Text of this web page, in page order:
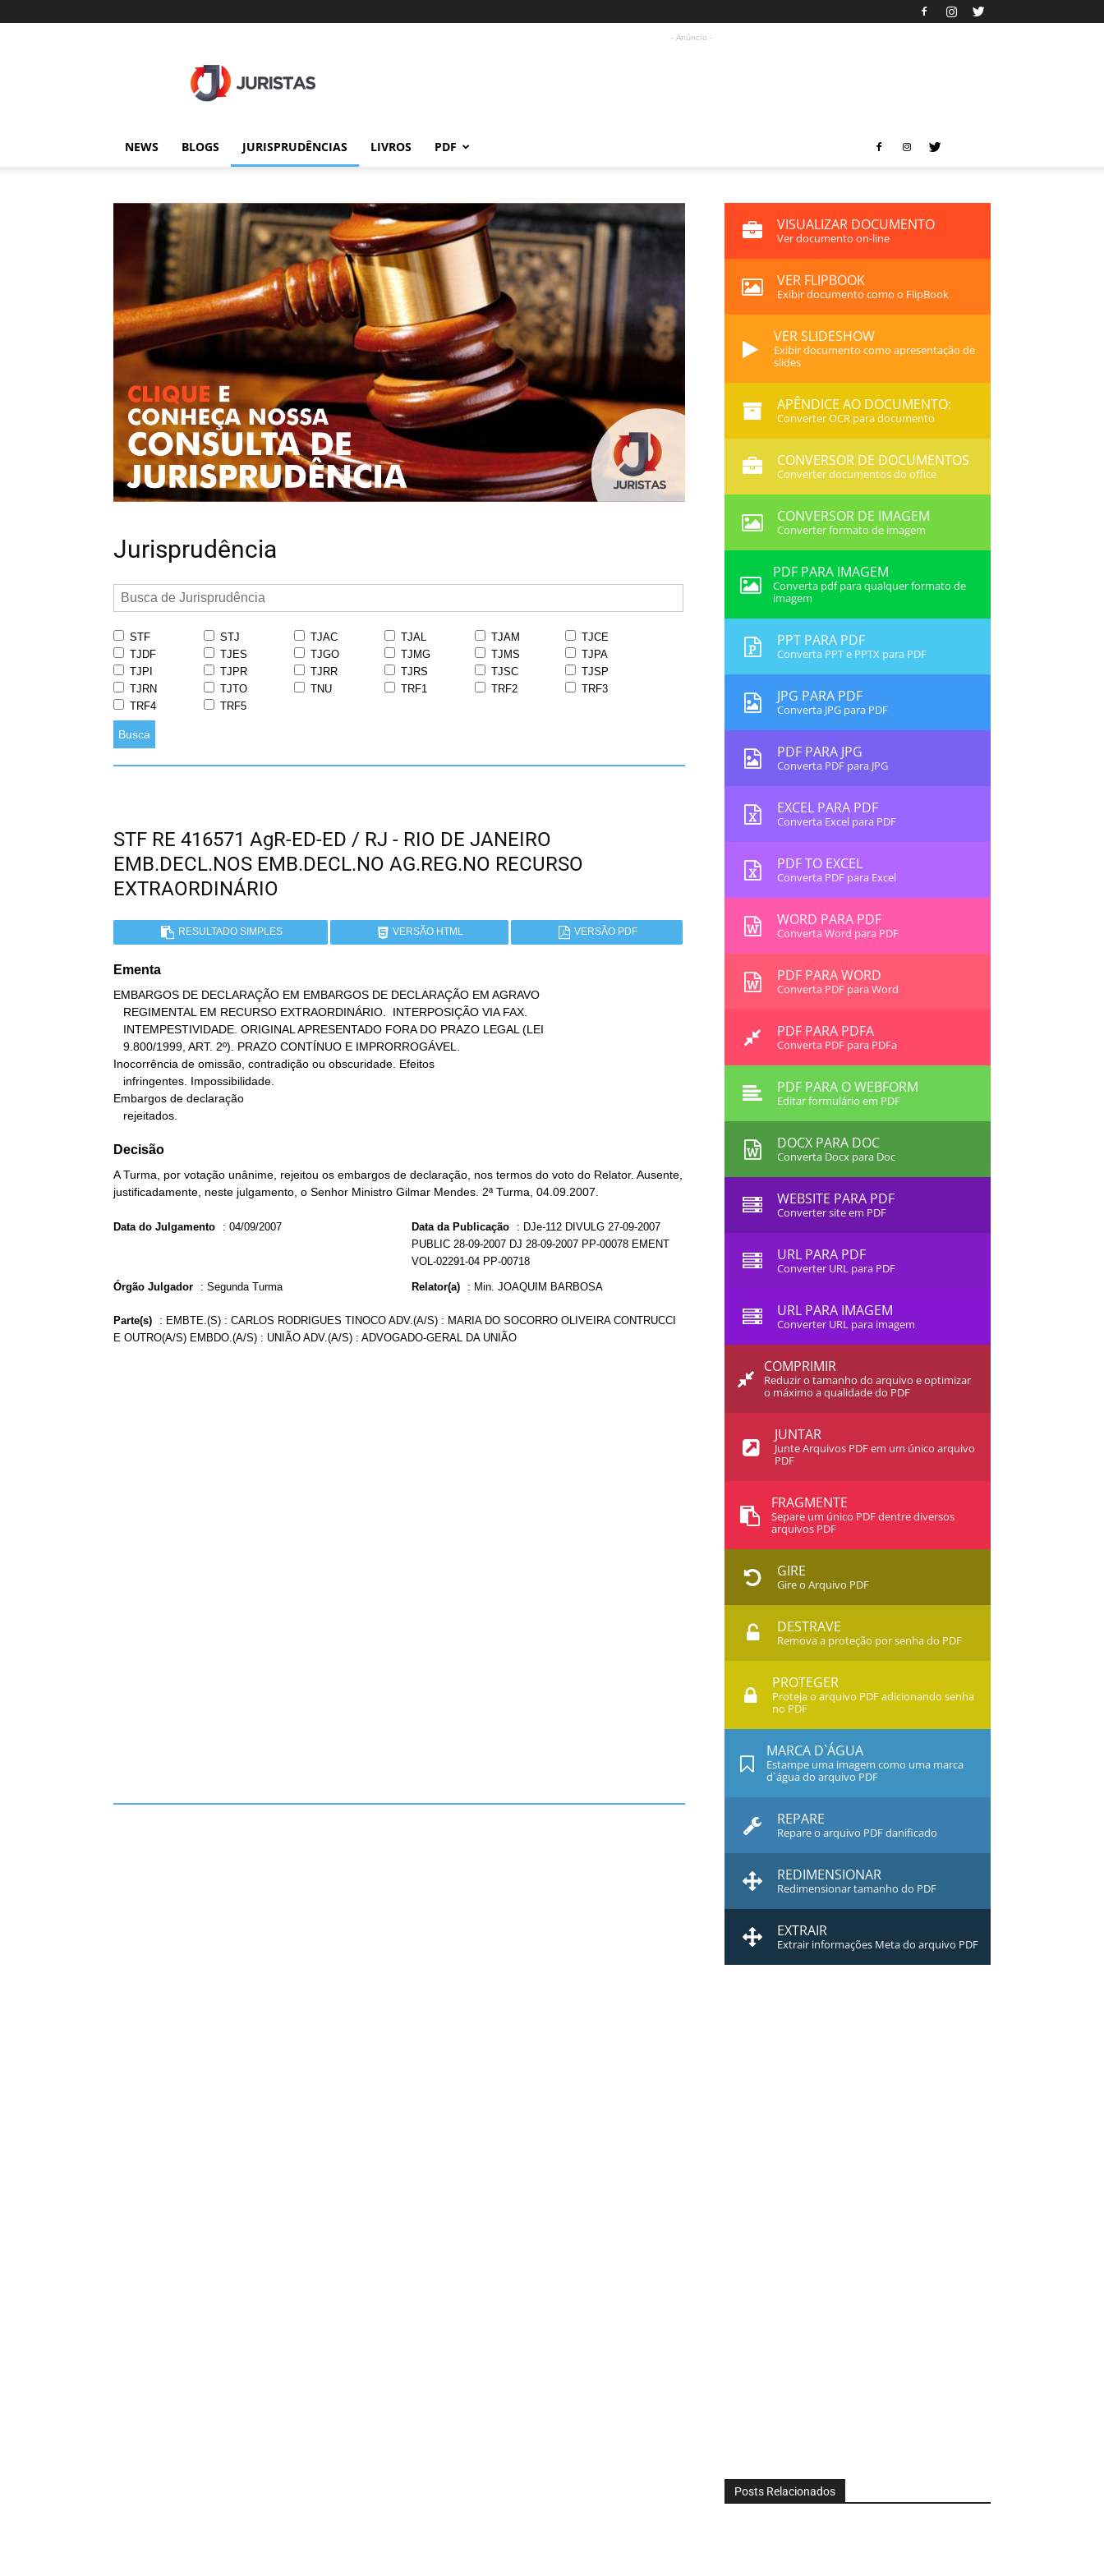
- Anúncio -
NEWS BLOGS JURISPRUDÊNCIAS LIVROS PDF
Jurisprudência
STF STJ TJAC TJAL TJAM
TJCE
TJDF
TJES TJGO TJMG TJMS
TJPA
TJPI
TJPR TJRR TJRS TJSC
TJSP
TJRN
TJTO TNU TRF1 TRF2
TRF3
TRF4
TRF5
Busca
STF RE 416571 AgR-ED-ED / RJ - RIO DE JANEIRO
EMB.DECL.NOS EMB.DECL.NO AG.REG.NO RECURSO
EXTRAORDINÁRIO
RESULTADO SIMPLES VERSÃO HTML VERSÃO PDF
Ementa
EMBARGOS DE DECLARAÇÃO EM EMBARGOS DE DECLARAÇÃO EM AGRAVO
Inocorrência de omissão, contradição ou obscuridade. Efeitos
Embargos de declaração
   rejeitados.
Decisão
A Turma, por votação unânime, rejeitou os embargos de declaração, nos termos do voto do Relator. Ausente,
justificadamente, neste julgamento, o Senhor Ministro Gilmar Mendes. 2ª Turma, 04.09.2007.
Data do Julgamento : 04/09/2007 Data da Publicação : DJe-112 DIVULG 27-09-2007
PUBLIC 28-09-2007 DJ 28-09-2007 PP-00078 EMENT
VOL-02291-04 PP-00718
Órgão Julgador : Segunda Turma Relator(a) : Min. JOAQUIM BARBOSA
Parte(s) : EMBTE.(S) : CARLOS RODRIGUES TINOCO ADV.(A/S) : MARIA DO SOCORRO OLIVEIRA CONTRUCCI
E OUTRO(A/S) EMBDO.(A/S) : UNIÃO ADV.(A/S) : ADVOGADO-GERAL DA UNIÃO
VISUALIZAR DOCUMENTO
Ver documento on-line
VER FLIPBOOK
Exibir documento como o FlipBook
VER SLIDESHOW
Exibir documento como apresentação de
slides
APÊNDICE AO DOCUMENTO:
Converter OCR para documento
CONVERSOR DE DOCUMENTOS
Converter documentos do office
CONVERSOR DE IMAGEM
Converter formato de imagem
PDF PARA IMAGEM
Converta pdf para qualquer formato de
imagem
PPT PARA PDF
Converta PPT e PPTX para PDF
JPG PARA PDF
Converta JPG para PDF
PDF PARA JPG
Converta PDF para JPG
EXCEL PARA PDF
Converta Excel para PDF
PDF TO EXCEL
Converta PDF para Excel
WORD PARA PDF
Converta Word para PDF
PDF PARA WORD
Converta PDF para Word
PDF PARA PDFA
Converta PDF para PDFa
PDF PARA O WEBFORM
Editar formulário em PDF
DOCX PARA DOC
Converta Docx para Doc
WEBSITE PARA PDF
Converter site em PDF
URL PARA PDF
Converter URL para PDF
URL PARA IMAGEM
Converter URL para imagem
COMPRIMIR
Reduzir o tamanho do arquivo e optimizar
o máximo a qualidade do PDF
JUNTAR
Junte Arquivos PDF em um único arquivo
PDF
FRAGMENTE
Separe um único PDF dentre diversos
arquivos PDF
GIRE
Gire o Arquivo PDF
DESTRAVE
Remova a proteção por senha do PDF
PROTEGER
Proteja o arquivo PDF adicionando senha
no PDF
MARCA D`ÁGUA
Estampe uma imagem como uma marca
d`água do arquivo PDF
REPARE
Repare o arquivo PDF danificado
REDIMENSIONAR
Redimensionar tamanho do PDF
EXTRAIR
Extrair informações Meta do arquivo PDF
Posts Relacionados